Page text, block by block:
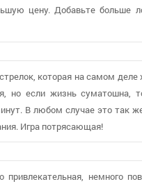
цену. Добавьте больше
которая на самом деле
но если жизнь суматошна,
В любом случае это так
Игра потрясающая!
привлекательная, немного